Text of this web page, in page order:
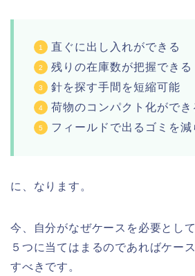
直ぐに出し入れができる
残りの在庫数が把握できる
針を探す手間を短縮可能
荷物のコンパクト化ができ
フィールドで出るゴミを減
に、なります。
今、自分がなぜケースを必要とし
５つに当てはまるのであればケー
すべきです。